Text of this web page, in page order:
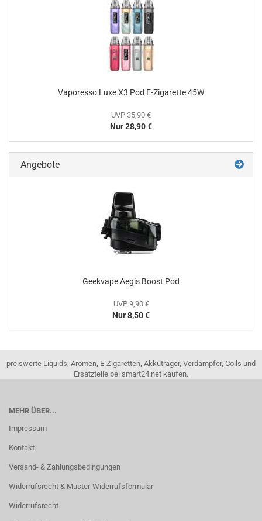
Vaporesso Luxe X3 Pod E-Zigarette 45W
UVP 35,90 €
Nur 28,90 €
Angebote
Geekvape Aegis Boost Pod
UVP 9,90 €
Nur 8,50 €
preiswerte Liquids, Aromen, E-Zigaretten, Akkuträger, Verdampfer, Coils und
Ersatzteile bei smart24.net kaufen.
MEHR ÜBER...
Impressum
Kontakt
Versand- & Zahlungsbedingungen
Widerrufsrecht & Muster-Widerrufsformular
Widerrufsrecht